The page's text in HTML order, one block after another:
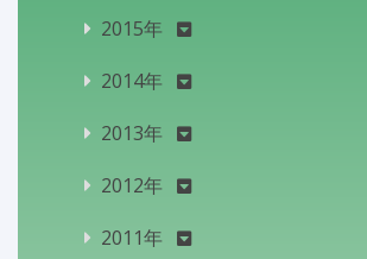
2015年
2014年
2013年
2012年
2011年